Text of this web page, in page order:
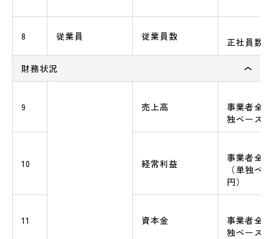
8 従業員 従業員数 正社員数
財務状況
9 売上高
事業者全
独ベース
10 経常利益
事業者全
（単独ベ
円）
11 資本金
事業者全
独ベース